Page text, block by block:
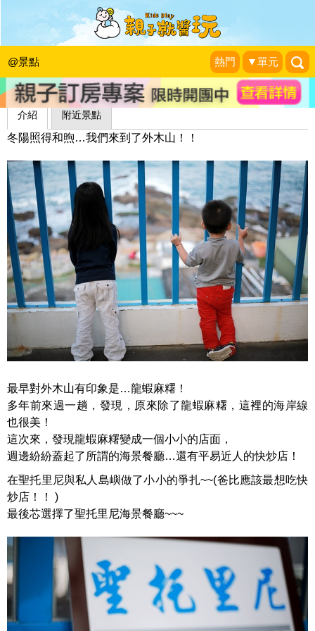
@景點 熱門 ▼單元
聖托里尼海景餐廳
學習玩樂過生活
介紹 附近景點
冬陽照得和煦…我們來到了外木山！！
最早對外木山有印象是…龍蝦麻糬！
多年前來過一趟，發現，原來除了龍蝦麻糬，這裡的海岸線
也很美！
這次來，發現龍蝦麻糬變成一個小小的店面，
週邊紛紛蓋起了所謂的海景餐廳…還有平易近人的快炒店！
在聖托里尼與私人島嶼做了小小的爭扎~~(爸比應該最想吃快
炒店！！ )
最後芯選擇了聖托里尼海景餐廳~~~